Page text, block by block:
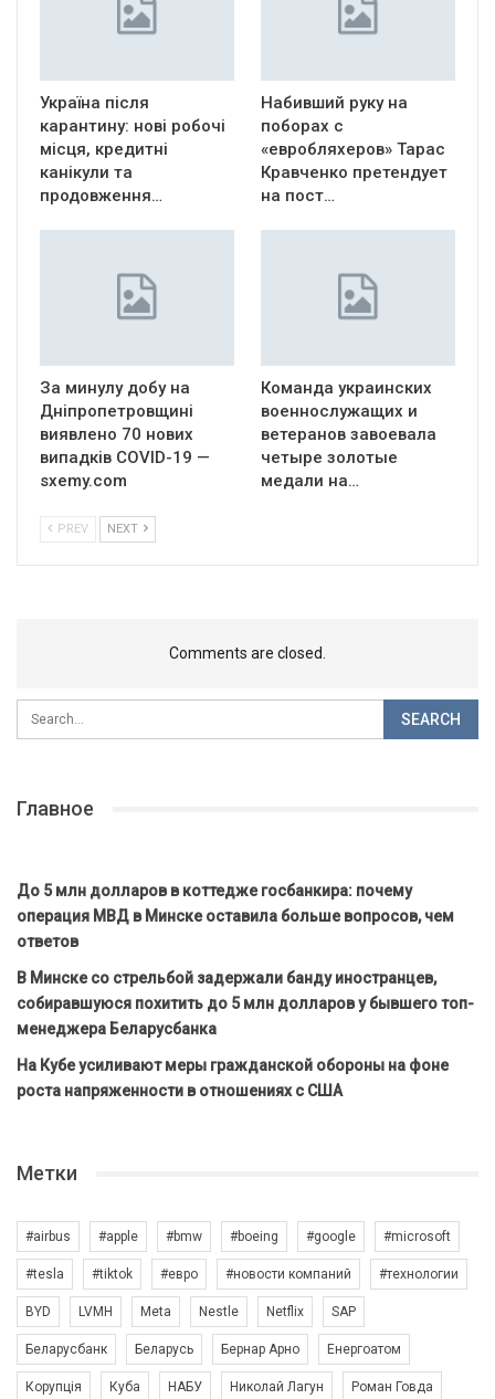
Україна після
карантину: нові робочі
місця, кредитні
канікули та
продовження…
Набивший руку на
поборах с
«евробляхеров» Тарас
Кравченко претендует
на пост…
За минулу добу на
Дніпропетровщині
виявлено 70 нових
випадків COVID-19 —
sxemy.com
Команда украинских
военнослужащих и
ветеранов завоевала
четыре золотые
медали на…
PREV NEXT
Comments are closed.
Главное
До 5 млн долларов в коттедже госбанкира: почему
операция МВД в Минске оставила больше вопросов, чем
ответов
В Минске со стрельбой задержали банду иностранцев,
собиравшуюся похитить до 5 млн долларов у бывшего топ-
менеджера Беларусбанка
На Кубе усиливают меры гражданской обороны на фоне
роста напряженности в отношениях с США
Метки
#airbus #apple #bmw #boeing #google #microsoft
#tesla #tiktok #евро #новости компаний #технологии
BYD LVMH Meta Nestle Netflix SAP
Беларусбанк Беларусь Бернар Арно Енергоатом
Корупція Куба НАБУ Николай Лагун Роман Говда